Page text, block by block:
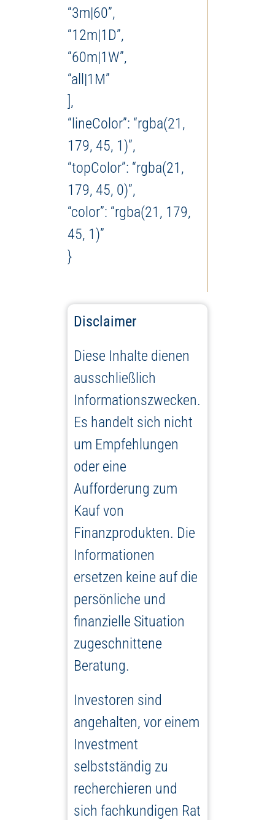
“3m|60”,
“12m|1D”,
“60m|1W”,
“all|1M”
],
“lineColor”: “rgba(21,
179, 45, 1)”,
“topColor”: “rgba(21,
179, 45, 0)”,
“color”: “rgba(21, 179,
45, 1)”
}
Disclaimer
Diese Inhalte dienen
ausschließlich
Informationszwecken.
Es handelt sich nicht
um Empfehlungen
oder eine
Aufforderung zum
Kauf von
Finanzprodukten. Die
Informationen
ersetzen keine auf die
persönliche und
finanzielle Situation
zugeschnittene
Beratung.
Investoren sind
angehalten, vor einem
Investment
selbstständig zu
recherchieren und
sich fachkundigen Rat